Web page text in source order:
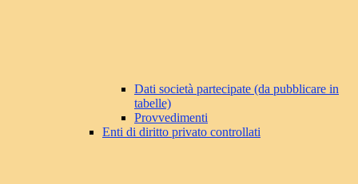
Dati società partecipate (da pubblicare in
tabelle)
Provvedimenti
Enti di diritto privato controllati